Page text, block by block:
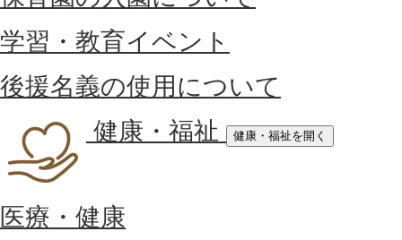
学習・教育イベント
後援名義の使用について
健康・福祉
健康・福祉を開く
医療・健康